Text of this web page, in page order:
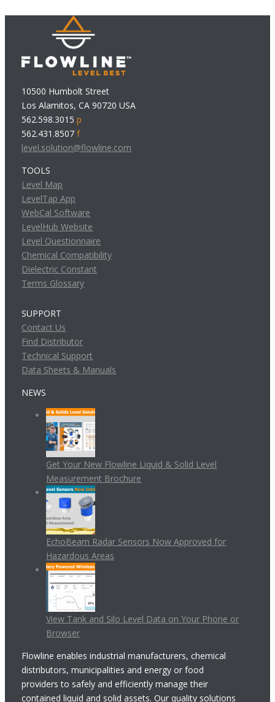
10500 Humbolt Street
Los Alamitos, CA 90720 USA
562.598.3015p
562.431.8507f
level.solution@flowline.com
TOOLS
Level Map
LevelTap App
WebCal Software
LevelHub Website
Level Questionnaire
Chemical Compatibility
Dielectric Constant
Terms Glossary
SUPPORT
Contact Us
Find Distributor
Technical Support
Data Sheets & Manuals
NEWS
Get Your New Flowline Liquid & Solid Level
Measurement Brochure
EchoBeam Radar Sensors Now Approved for
Hazardous Areas
View Tank and Silo Level Data on Your Phone or
Browser
Flowline enables industrial manufacturers, chemical
distributors, municipalities and energy or food
providers to safely and efficiently manage their
contained liquid and solid assets. Our quality solutions